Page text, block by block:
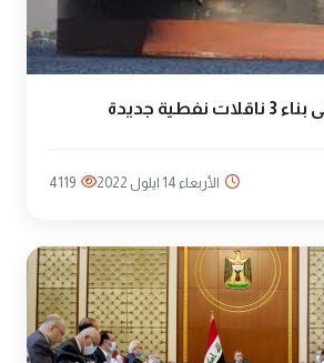
جديدة
الأربعاء 14 ايلول 2022 4119